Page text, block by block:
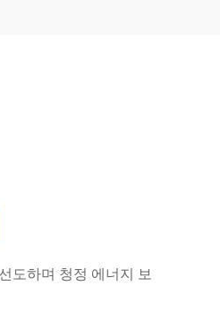
도하며 청정 에너지 보